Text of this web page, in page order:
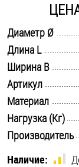
Такелаж
Хомуты
Диаметр Ø
Длина L
Ширина B
Артикул
Материал
Нагрузка (Кг)
Производитель
Наличие: